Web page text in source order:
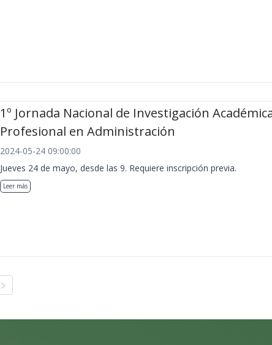
1º Jornada Nacional de Investigación
Profesional en Administración
2024-05-24 09:00:00
Jueves 24 de mayo, desde las 9. Requiere inscripción previa.
Leer más